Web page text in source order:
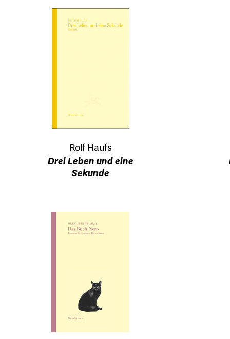
Rolf Haufs
Drei Leben und eine
Sekunde